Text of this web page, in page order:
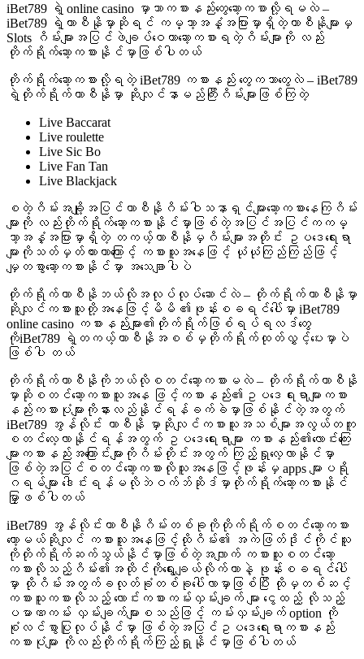
iBet789 ရဲ့ online casino မှာဘာကစားနည်းတွေဆော့ကစာလို့ရမလဲ –
iBet789 ရဲ့ကာစီနိုမှာဆိုရင် ကမ္ဘာ့အနှံ့အပြားမှာရှိတဲ့ကာစီနိုများမှ
Slots ဂိမ်းများအပြင်ဖဲချပ်ဝေကာဆော့ကစားရတဲ့ဂိမ်းများကို လည်း
တိုက်ရိုက်ဆော့ကစားနိုင်မှာဖြစ်ပါတယ်
တိုက်ရိုက်ဆော့ကစားလို့ရတဲ့ iBet789 ကစားနည်း တွေကဘာတွေလဲ – iBet789
ရဲ့တိုက်ရိုက်ကာစီနိုမှာ ဆိုလျင်နာမည်ကြီးဂိမ်းများဖြစ်ကြတဲ့
Live Baccarat
Live roulette
Live Sic Bo
Live Fan Tan
Live Blackjack
စတဲ့ဂိမ်းအချို့အပြင်ကာစီနိုဂိမ်းဝါသနာရှင်များဆော့ကစားနေကြဂိမ်း
များကို လည်းတိုက်ရိုက်ဆော့ကစားနိုင်မှာဖြစ်တဲ့အပြင်အပြင်ကကမ္
ဘာ့အနှံ့အပြားမှာရှိတဲ့ တကယ့်ကာစီနိုမှဂိမ်းများအတိုင်း ဥပဒေရေးရာ
များကိုသတ်မှတ်ထားတာကြောင့် ကစားသူအနေဖြင့် ယုံယုံကြည်ကြည်ဖြင့်
မျှတစွာဆော့ကစားနိုင်မှာ အသေချာပါပဲ
တိုက်ရိုက်ကာစီနိုဘယ်လိုအလုပ်လုပ်ဆောင်လဲ – တိုက်ရိုက်ကာစီနိုမှာ
ဆိုလျင်ကစားသူတို့အနေဖြင့်မိမိ ၏ဖုန်းစခရင်ပေါ်မှာ iBet789
online casino ကစားနည်းများ၏တိုက်ရိုက်ဖြစ်ရပ်ရလဒ်တွေ
ကိုiBet789 ရဲ့တကယ့်ကာစီနိုအစစ်မှတိုက်ရိုက်ထုတ်လွှင့်ပေးမှာပဲ
ဖြစ်ပါ တယ်
တိုက်ရိုက်ကာစီနိုကိုဘယ်လိုစတင်ဆော့ကစားမလဲ – တိုက်ရိုက်ကာစီနို
မှာဆိုစတင်ဆော့ကစားသူအနေ ဖြင့်ကစားနည်း၏ဥပဒေရးရာများကစား
နည်းကစားပုံများကိုနားလည်နိုင်ရန်ခက်ခဲမှာဖြစ်နိုင်တဲ့အတွက်
iBet789 အွန်လိုင်း ကာစီနို မှာဆိုလျင်ကစားသူအသစ်များအလွယ်တကူ
စတင်လေ့လာနိုင်ရန်အတွက် ဥပဒေရေးရာများ ကစားနည်း၏လောင်းကြေး
များကစားနည်းအကြောင်းများကိုဂိမ်းတိုင်းအတွက် ကြည့်ရှုလေ့လာနိုင်မှာ
ဖြစ်တဲ့အပြင်စတင်ဆော့ကစားလိုသူအနေဖြင့်ဖုန်းမှ apps များပရို
ဂရမ်များ ဒေါင်းရန်မလိုဘဲဝက်ဘ်ဆိုဒ်မှာတိုက်ရိုက်ဆော့ကစားနိုင်
မှာြဖစ်ပါတယ်
iBet789 အွန်လိုင်းကာစီနိုဂိမ်းတစ်ခုကိုတိုက်ရိုက်စတင်ဆော့ကစား
တော့မယ်ဆိုလျင် ကစားသူအနေဖြင့်ထိုဂိမ်း၏ အကဲဖြတ်ဒိုင်ကိုင်သူ
ကိုတိုက်ရိုက်ဆက်သွယ်နိုင်မှာဖြစ်တဲ့အလျာက် ကစားသူစတင်ဆော့
ကစားလိုသည့်ဂိမ်း၏အထိုင်ကိုရွေးချယ်လိုက်တာနဲ့ ဖုန်းစခရင်ပေါ်
မှာ ထိုဂိမ်းအတွက်ခလုတ်ခုံတစ်ခုပေါ်လာမှာဖြစ်ပြီး ထိုမှတစ်ဆင့်
ကစားသူကစားလိုသည့် လောင်းကစားကမ်းလှမ်းချက် များ ငွေထည့် လိုသည့်
ပမာဏကမ်း လှမ်းချက်များစသည်ဖြင့် ကမ်းလှမ်းချက် option ကို
စုံလင်စွာပြုလုပ်နိုင်မှာ ဖြစ်တဲ့အပြင်ဥပဒေရေးရာကစားနည်း
ကစားပုံများ ကိုလည်းတိုက်ရိုက်ကြည့်ရှုနိုင်မှာဖြစ်ပါတယ်